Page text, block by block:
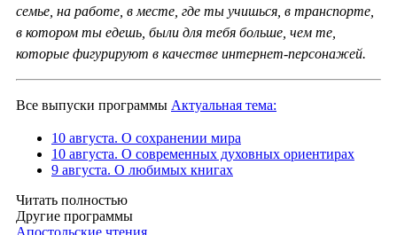
семье, на работе, в месте, где ты учишься, в транспорте,
в котором ты едешь, были для тебя больше, чем те,
которые фигурируют в качестве интернет-персонажей.
Все выпуски программы Актуальная тема:
10 августа. О сохранении мира
10 августа. О современных духовных ориентирах
9 августа. О любимых книгах
Читать полностью
Другие программы